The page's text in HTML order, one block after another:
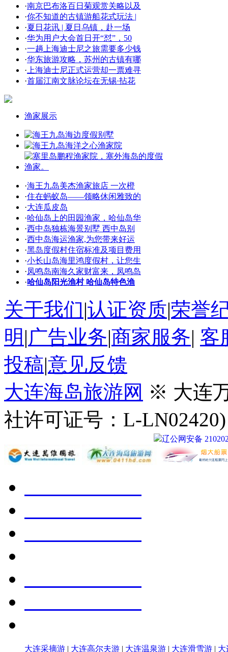
·南京巴布洛百日菊观赏关略以及
·你不知道的古镇游船花式玩法 |
·夏日花讯 | 夏日乌镇，赴一场
·华为用户大会首日开“怼”，50
·一趟上海迪士尼之旅需要多少钱
·华东旅游攻略，苏州的古镇有哪
· 上海迪士尼正式运营却一票难寻
·首届江南文脉论坛在无锡·拈花
渔家展示
·海王九岛美杰渔家旅店 一次橙
·住在蚂蚁岛——领略休闲雅致的
·大连瓜皮岛
·哈仙岛上的田园渔家，哈仙岛华
·西中岛独栋海景别墅 西中岛别
·西中岛海运渔家,为您带来好运
·黑岛度假村住宿标准及项目费用
·小长山岛海里鸿度假村，让您生
·凤鸣岛南海久家财富来，凤鸣岛
·哈仙岛阳光渔村 哈仙岛特色渔
关于我们|认证资质|荣誉
明 |广告业务|商家服务| 客
投稿|意见反馈
大连海岛旅游网 ※ 大连
社许可证号：L-
辽公网安备
大连采摘游 | 大连高尔夫游 | 大连温泉游 | 大连滑雪游 |